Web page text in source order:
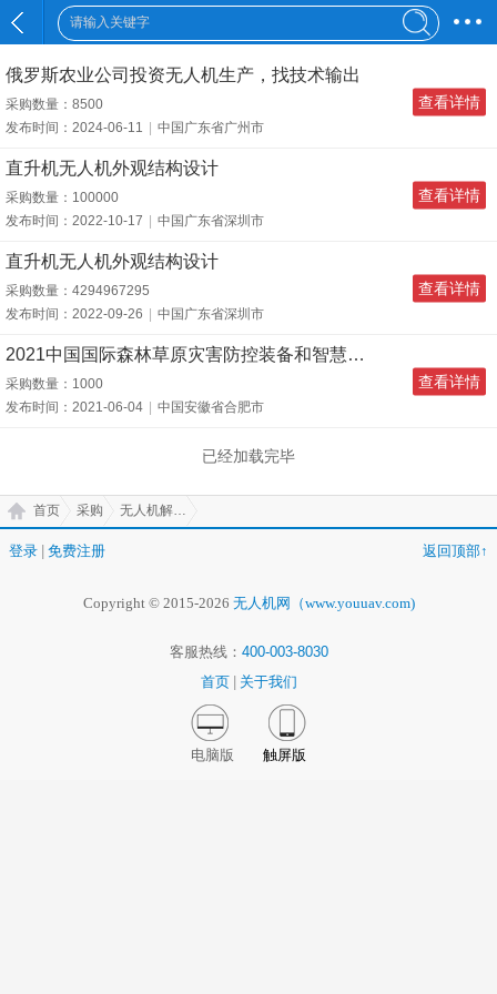
俄罗斯农业公司投资无人机生产，找技术输出
采购数量：8500
发布时间：2024-06-11
中国广东省广州市
查看详情
直升机无人机外观结构设计
采购数量：100000
发布时间：2022-10-17
中国广东省深圳市
查看详情
直升机无人机外观结构设计
采购数量：4294967295
发布时间：2022-09-26
中国广东省深圳市
查看详情
2021中国国际森林草原灾害防控装备和智慧林草展览会
采购数量：1000
发布时间：2021-06-04
中国安徽省合肥市
查看详情
已经加载完毕
首页 采购 无人机解决方案
登录 免费注册 返回顶部↑
Copyright © 2015-2026 无人机网（www.youuav.com)
客服热线： 400-003-8030
首页
关于我们
电脑版 触屏版